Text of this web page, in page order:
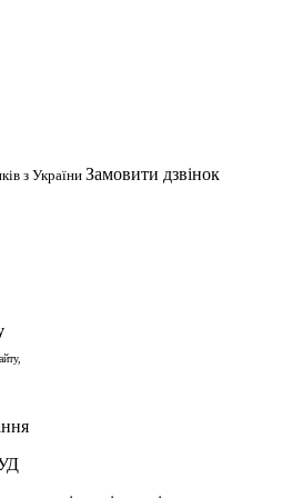
з УкраїниЗамовити дзвінок